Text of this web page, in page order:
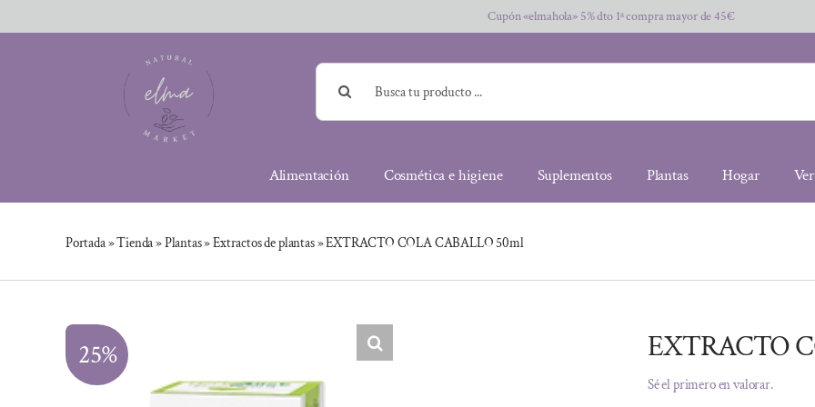
al
Cupón «elmahola» 5% dto 1ª compra mayor de 45€
Buscar:
Alimentación Cosmética e higiene Suplementos Plantas Hogar
Portada»Tienda»Plantas»Extractos de plantas»EXTRACTO COLA CABALLO 50ml
25% EXTRACTO
Sé el primero en valorar.